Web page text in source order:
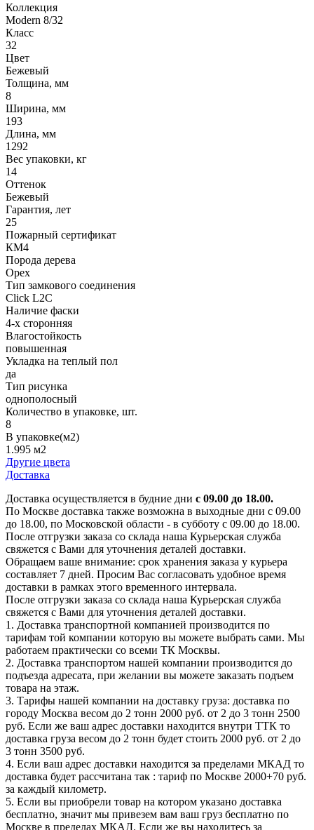
Коллекция
Modern 8/32
Класс
32
Цвет
Бежевый
Толщина, мм
8
Ширина, мм
193
Длина, мм
1292
Вес упаковки, кг
14
Оттенок
Бежевый
Гарантия, лет
25
Пожарный сертификат
КМ4
Порода дерева
Орех
Тип замкового соединения
Click L2C
Наличие фаски
4-х сторонняя
Влагостойкость
повышенная
Укладка на теплый пол
да
Тип рисунка
однополосный
Количество в упаковке, шт.
8
В упаковке(м2)
1.995 м2
Другие цвета
Доставка
Доставка осуществляется в будние дни с 09.00 до 18.00.
По Москве доставка также возможна в выходные дни с 09.00
до 18.00, по Московской области - в субботу с 09.00 до 18.00.
После отгрузки заказа со склада наша Курьерская служба
свяжется с Вами для уточнения деталей доставки.
Обращаем ваше внимание: срок хранения заказа у курьера
составляет 7 дней. Просим Вас согласовать удобное время
доставки в рамках этого временного интервала.
После отгрузки заказа со склада наша Курьерская служба
свяжется с Вами для уточнения деталей доставки.
1. Доставка транспортной компанией производится по
тарифам той компании которую вы можете выбрать сами. Мы
работаем практически со всеми ТК Москвы.
2. Доставка транспортом нашей компании производится до
подъезда адресата, при желании вы можете заказать подъем
товара на этаж.
3. Тарифы нашей компании на доставку груза: доставка по
городу Москва весом до 2 тонн 2000 руб. от 2 до 3 тонн 2500
руб. Если же ваш адрес доставки находится внутри ТТК то
доставка груза весом до 2 тонн будет стоить 2000 руб. от 2 до
3 тонн 3500 руб.
4. Если ваш адрес доставки находится за пределами МКАД то
доставка будет рассчитана так : тариф по Москве 2000+70 руб.
за каждый километр.
5. Если вы приобрели товар на котором указано доставка
бесплатно, значит мы привезем вам ваш груз бесплатно по
Москве в пределах МКАД. Если же вы находитесь за